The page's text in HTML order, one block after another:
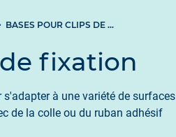
BASES POUR CLIPS DE FIXATION
fixation
à une variété de surfaces
de la colle ou du ruban adhésif